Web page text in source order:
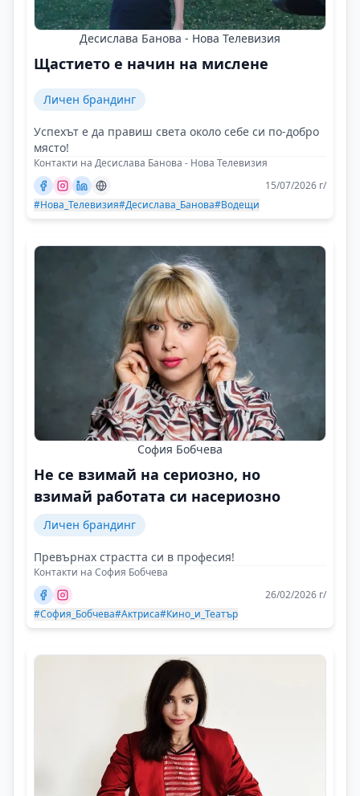
Десислава Банова - Нова Телевизия
Щастието е начин на мислене
Личен брандинг
Успехът е да правиш света около себе си по-добро
място!
Контакти на Десислава Банова - Нова Телевизия
15/07/2026 г/
#Нова_Телевизия#Десислава_Банова#Водещи
София Бобчева
Не се взимай на сериозно, но
взимай работата си насериозно
Личен брандинг
Превърнах страстта си в професия!
Контакти на София Бобчева
26/02/2026 г/
#София_Бобчева#Актриса#Кино_и_Театър